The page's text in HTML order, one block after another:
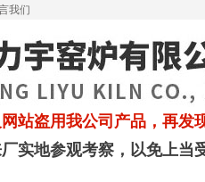
我们
站盗用我公司产品，再发
实地参观考察，以免上当